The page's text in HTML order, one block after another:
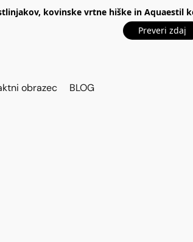
kovinske vrtne hiške in Aquaestil
Preveri zdaj
obrazec BLOG